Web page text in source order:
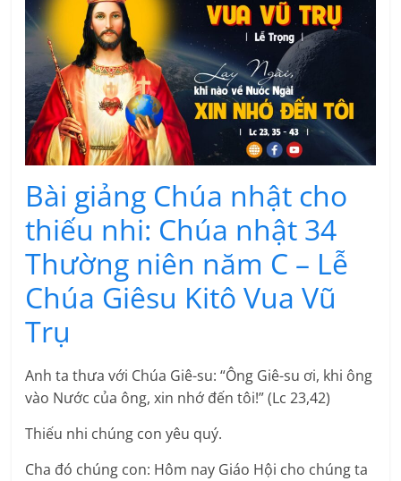
Bài giảng Chúa nhật cho
thiếu nhi: Chúa nhật 34
Thường niên năm C – Lễ
Chúa Giêsu Kitô Vua Vũ
Trụ
Anh ta thưa với Chúa Giê-su: “Ông Giê-su ơi, khi ông
vào Nước của ông, xin nhớ đến tôi!” (Lc 23,42)
Thiếu nhi chúng con yêu quý.
Cha đó chúng con: Hôm nay Giáo Hội cho chúng ta